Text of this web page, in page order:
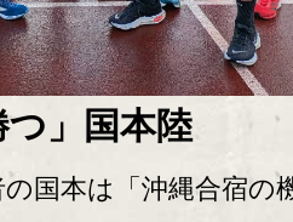
つ」国本陸
国本は「沖縄合宿の